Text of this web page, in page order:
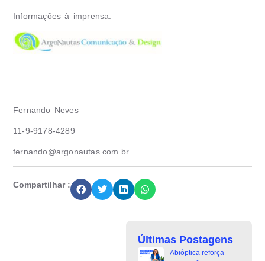
Informações à imprensa:
Fernando Neves
11-9-9178-4289
fernando@argonautas.com.br
Compartilhar :
Últimas Postagens
Abióptica reforça